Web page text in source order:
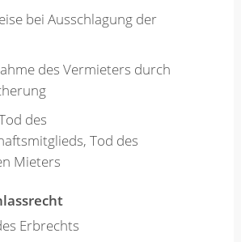
bei Ausschlagung der
des Vermieters durch
des
Tod des
Mieters
Erbrechts